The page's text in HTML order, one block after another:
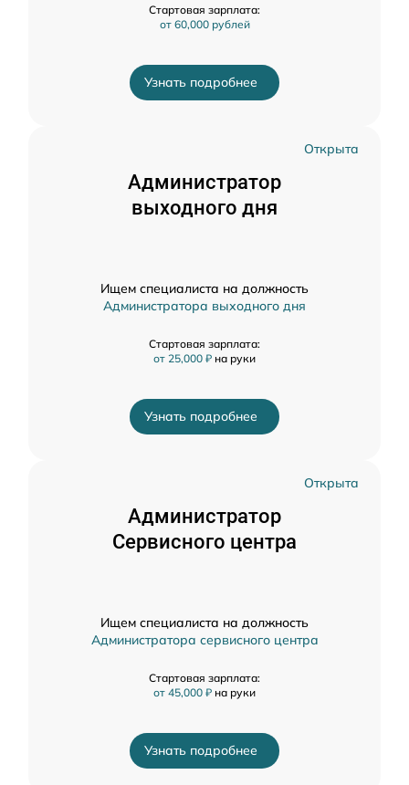
Стартовая зарплата:
от 60,000 рублей
Узнать подробнее
Открыта
Администратор
выходного дня
Ищем специалиста на должность
Администратора выходного дня
Стартовая зарплата:
от 25,000 ₽ на руки
Узнать подробнее
Открыта
Администратор
Сервисного центра
Ищем специалиста на должность
Администратора сервисного центра
Стартовая зарплата:
от 45,000 ₽ на руки
Узнать подробнее